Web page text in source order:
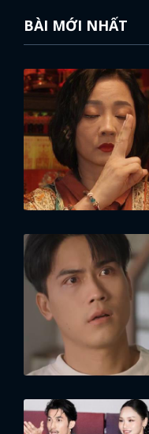
BÀI MỚI NHẤT